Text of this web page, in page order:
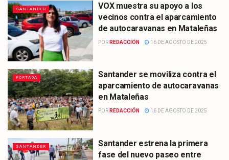
SANTANDER
VOX muestra su apoyo a los
vecinos contra el aparcamiento
de autocaravanas en Mataleñas
POR REDACCIÓN 16 DE AGOSTO DE 2025
PORTADA
Santander se moviliza contra el
aparcamiento de autocaravanas
en Mataleñas
POR REDACCIÓN 16 DE AGOSTO DE 2025
SANTANDER
Santander estrena la primera
fase del nuevo paseo entre